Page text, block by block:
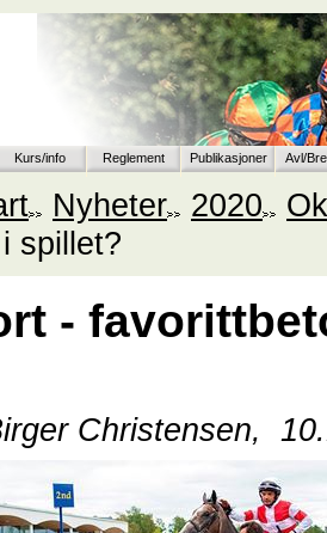
Kurs/info Reglement Publikasjoner Avl/
Nyheter 2020
spillet?
-
Christensen,